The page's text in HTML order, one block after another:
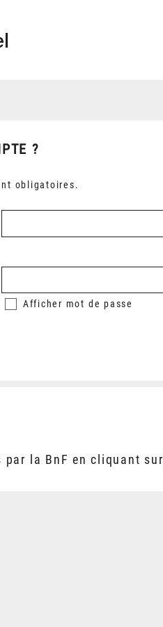
?
obligatoires.
Afficher mot de passe
la BnF en cliquant sur